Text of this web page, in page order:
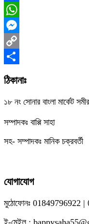
Facebook
WhatsApp
Messenger
Copy
Link
Share
ঠিকানাঃ
১৮ নং সোনার বাংলা মার্কেট
সম্পাদকঃ বাপ্পি সাহা
সহ- সম্পাদকঃ মানিক চক্রবর্তী
যোগাযোগ
মুঠোফোনঃ 01849796922